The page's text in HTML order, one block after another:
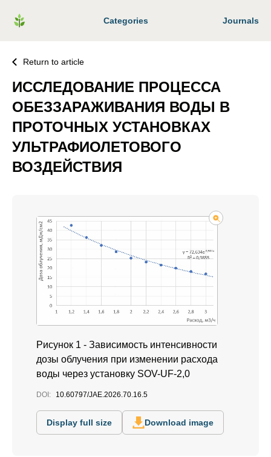
Categories Journals
Return to article
ИССЛЕДОВАНИЕ ПРОЦЕССА
ОБЕЗЗАРАЖИВАНИЯ ВОДЫ В
ПРОТОЧНЫХ УСТАНОВКАХ
УЛЬТРАФИОЛЕТОВОГО
ВОЗДЕЙСТВИЯ
Рисунок 1 - Зависимость интенсивности
дозы облучения при изменении расхода
воды через установку SOV-UF-2,0
DOI: 10.60797/JAE.2026.70.16.5
Display full size Download image